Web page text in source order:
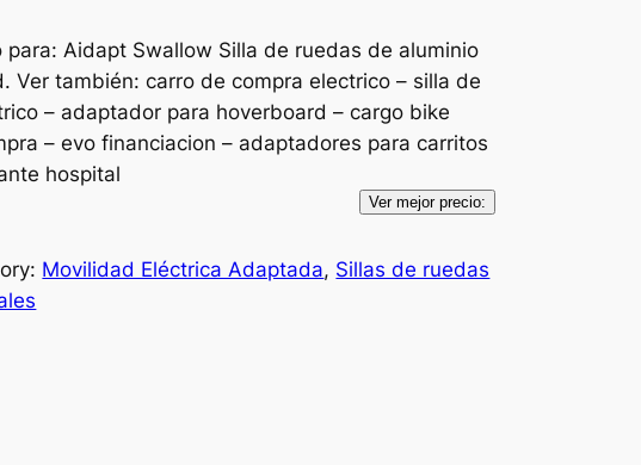
para: Aidapt Swallow Silla de ruedas de aluminio
Ver también: carro de compra electrico – silla de
– adaptador para hoverboard – cargo bike
– evo financiacion – adaptadores para carritos
hospital
Ver mejor precio:
Movilidad Eléctrica Adaptada, Sillas de ruedas